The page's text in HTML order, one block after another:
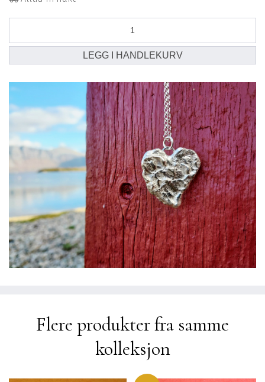
antall
LEGG I HANDLEKURV
Flere produkter fra samme
kolleksjon